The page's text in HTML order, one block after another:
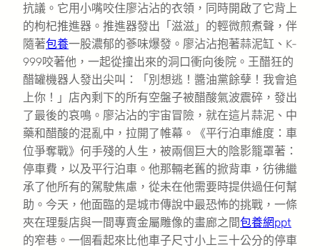
抗議。它用小嘴咬住廖沾沾的衣領，同時開啟了它背上
的枸杞推進器。推進器發出「滋滋」的輕微煎煮聲，伴
隨著包養一股濃郁的蔘味爆發。廖沾沾抱著蒜泥缸、K-
999咬著他，一起從撞出來的洞口衝向後院。王醋狂的
醋罐機器人發出尖叫：「別想逃！醬油黨餘孽！我會追
上你！」店內剩下的所有空盤子被醋酸氣波震碎，發出
了最後的哀鳴。廖沾沾的宇宙冒險，就在這片蒜泥、中
藥和醋酸的混亂中，拉開了帷幕。《平行泊車維度：車
位爭奪戰》何手殘的人生，被兩個巨大的陰影籠罩著：
停車費，以及平行泊車。他那輛老舊的掀背車，彷彿繼
承了他所有的駕駛焦慮，從未在他需要時提供過任何幫
助。今天，他面臨的是城市傳說中最恐怖的挑戰，一條
夾在理髮店與一間專賣金屬雕像的畫廊之間包養網ppt
的窄巷。一個看起來比他車子尺寸小上三十公分的停車